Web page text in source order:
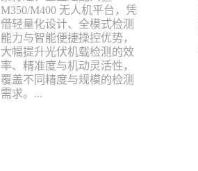
M350/M400 无人机平台，凭
借轻量化设计、全模式检测
能力与智能便捷操控优势，
大幅提升光伏机载检测的效
率、精准度与机动灵活性，
覆盖不同精度与规模的检测
需求。...